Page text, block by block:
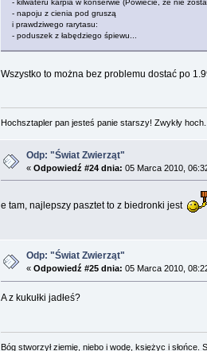
- napoju z cienia pod gruszą
i prawdziwego rarytasu:
- poduszek z łabędziego śpiewu...
Wszystko to można bez problemu dostać po
Hochsztapler pan jesteś panie starszy! Zwykły
Odp: "Świat Zwierząt"
«Odpowiedź #24 dnia: 05 Marca 2010,
e tam, najlepszy pasztet to z biedronki jest
Odp: "Świat Zwierząt"
«Odpowiedź #25 dnia: 05 Marca 2010,
A z kukułki jadłeś?
Bóg stworzył ziemię, niebo i wodę, księżyc i słońce.